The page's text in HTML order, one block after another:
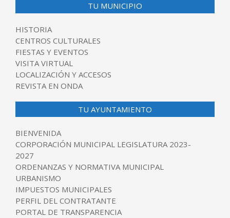
TU MUNICIPIO
HISTORIA
CENTROS CULTURALES
FIESTAS Y EVENTOS
VISITA VIRTUAL
LOCALIZACIÓN Y ACCESOS
REVISTA EN ONDA
TU AYUNTAMIENTO
BIENVENIDA
CORPORACIÓN MUNICIPAL LEGISLATURA 2023-
2027
ORDENANZAS Y NORMATIVA MUNICIPAL
URBANISMO
IMPUESTOS MUNICIPALES
PERFIL DEL CONTRATANTE
PORTAL DE TRANSPARENCIA